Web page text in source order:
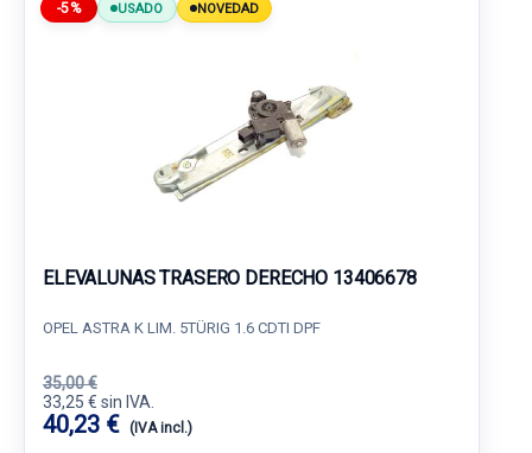
-5% USADO NOVEDAD
ELEVALUNAS TRASERO DERECHO 13406678
OPEL ASTRA K LIM. 5TÜRIG 1.6 CDTI DPF
35,00 €
33,25 € sin IVA.
40,23 € (IVA incl.)